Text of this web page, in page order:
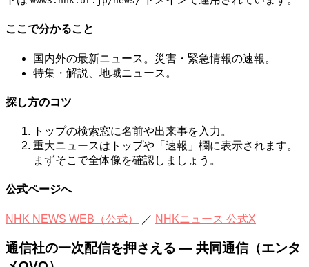
ここで分かること
国内外の最新ニュース。災害・緊急情報の速報。
特集・解説、地域ニュース。
探し方のコツ
トップの検索窓に名前や出来事を入力。
重大ニュースはトップや「速報」欄に表示されます。
まずそこで全体像を確認しましょう。
公式ページへ
NHK NEWS WEB（公式） ／ NHKニュース 公式X
通信社の一次配信を押さえる — 共同通信（エンタ